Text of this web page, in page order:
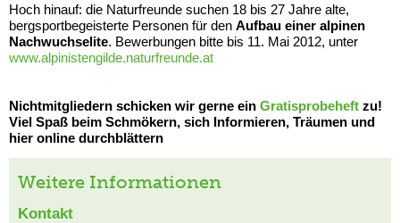
Hoch hinauf: die Naturfreunde suchen 18 bis 27 Jahre alte,
bergsportbegeisterte Personen für den Aufbau einer alpinen
Nachwuchselite. Bewerbungen bitte bis 11. Mai 2012, unter
www.alpinistengilde.naturfreunde.at
Nichtmitgliedern schicken wir gerne ein Gratisprobeheft zu!
Viel Spaß beim Schmökern, sich Informieren, Träumen und
hier online durchblättern
Weitere Informationen
Kontakt